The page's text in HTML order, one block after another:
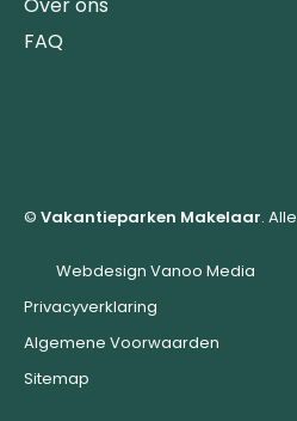
FAQ
© Vakantieparken Makelaar.
Webdesign Vanoo Media
Privacyverklaring
Algemene Voorwaarden
Sitemap